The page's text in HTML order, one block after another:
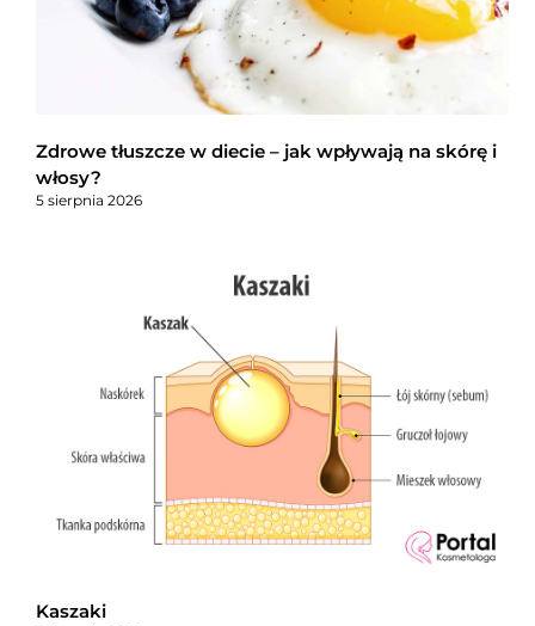
Zdrowe tłuszcze w diecie – jak wpływają na skórę i
włosy?
5 sierpnia 2026
Kaszaki